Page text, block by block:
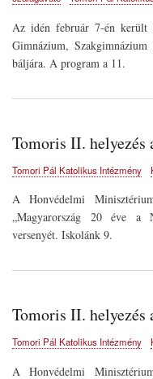
Az idén február 7-én került
Gimnázium, Szakgimnázium
báljára. A program a 11.
Tomoris II. helyezés
Tomori Pál Katolikus Intézmény
A Honvédelmi
„Magyarország 20 éve a
versenyét. Iskolánk 9.
Tomoris II. helyezés
Tomori Pál Katolikus Intézmény
A Honvédelmi